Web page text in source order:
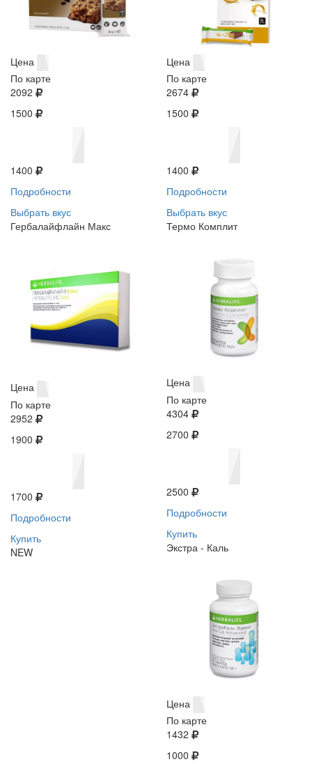
Цена
По карте
2092
1500
1400
Подробности
Выбрать вкус
Цена
По карте
2674
1500
1400
Подробности
Выбрать вкус
Гербалайфлайн Макс
Цена
По карте
2952
1900
1700
Подробности
Купить
NEW
Термо Комплит
Цена
По карте
4304
2700
2500
Подробности
Купить
Экстра - Каль
Цена
По карте
1432
1000